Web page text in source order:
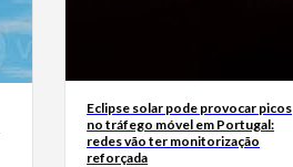
Eclipse solar pode provocar picos
no tráfego móvel em Portugal:
redes vão ter monitorização
reforçada